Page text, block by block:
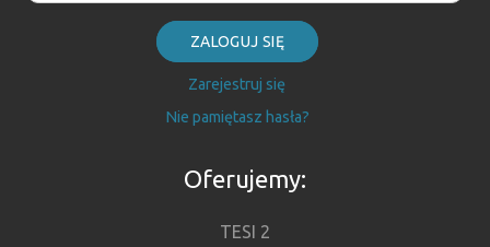
ZALOGUJ SIĘ
Zarejestruj się
Nie pamiętasz hasła?
Oferujemy:
TESI 2